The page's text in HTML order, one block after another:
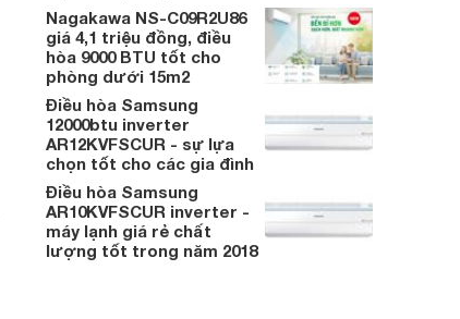
Nagakawa NS-C09R2U86
giá 4,1 triệu đồng, điều
hòa 9000 BTU tốt cho
phòng dưới 15m2
Điều hòa Samsung
12000btu inverter
AR12KVFSCUR - sự lựa
chọn tốt cho các gia đình
Điều hòa Samsung
AR10KVFSCUR inverter -
máy lạnh giá rẻ chất
lượng tốt trong năm 2018